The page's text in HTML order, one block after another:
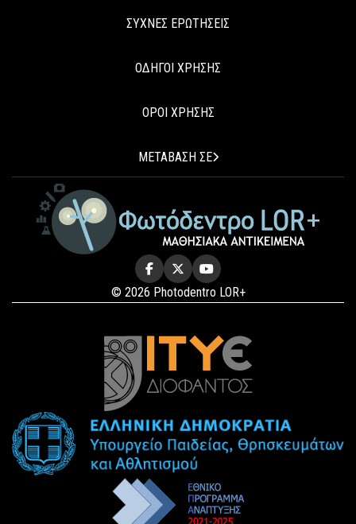
ΣΥΧΝΕΣ ΕΡΩΤΗΣΕΙΣ
ΟΔΗΓΟΙ ΧΡΗΣΗΣ
ΟΡΟΙ ΧΡΗΣΗΣ
ΜΕΤΑΒΑΣΗ ΣΕ
© 2026 Photodentro LOR+